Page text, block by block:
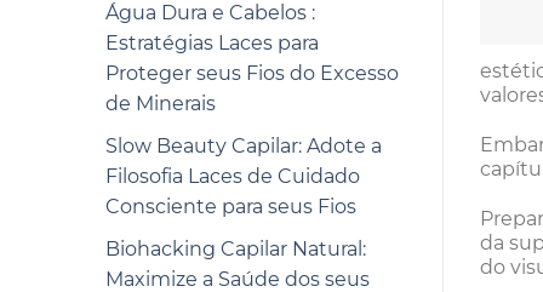
Água Dura e Cabelos :
Estratégias Laces para
Proteger seus Fios do Excesso
de Minerais
Slow Beauty Capilar: Adote a
Filosofia Laces de Cuidado
Consciente para seus Fios
Biohacking Capilar Natural:
Maximize a Saúde dos seus
da
do